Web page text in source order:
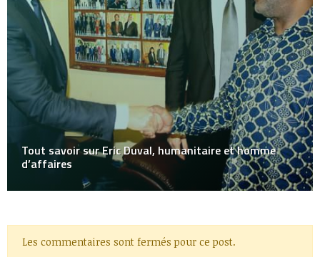
Tout savoir sur Eric Duval, humanitaire et homme
d’affaires
Les commentaires sont fermés pour ce post.